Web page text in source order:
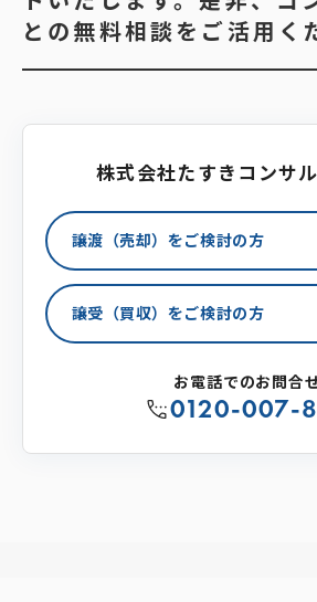
との無料相談をご活用く
株式会社たすきコンサ
譲渡（売却）をご検討の方
譲受（買収）をご検討の方
お電話でのお問合
0120-007-